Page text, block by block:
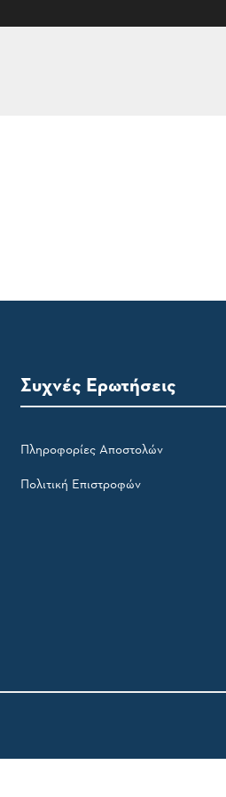
Συχνές Ερωτήσεις
Πληροφορίες Αποστολών
Πολιτική Επιστροφών